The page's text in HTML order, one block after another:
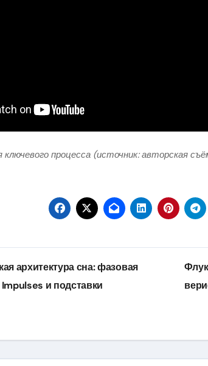
ключевого процесса (источник: авторская
архитектура сна: фазовая
и подставки